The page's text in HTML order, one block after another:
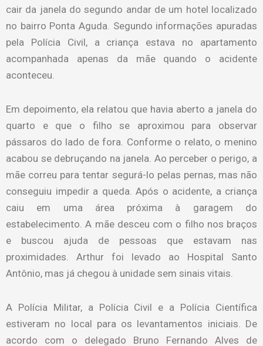
cair da janela do segundo andar de um hotel localizado
no bairro Ponta Aguda. Segundo informações apuradas
pela Polícia Civil, a criança estava no apartamento
acompanhada apenas da mãe quando o acidente
aconteceu.
Em depoimento, ela relatou que havia aberto a janela do
quarto e que o filho se aproximou para observar
pássaros do lado de fora. Conforme o relato, o menino
acabou se debruçando na janela. Ao perceber o perigo, a
mãe correu para tentar segurá-lo pelas pernas, mas não
conseguiu impedir a queda. Após o acidente, a criança
caiu em uma área próxima à garagem do
estabelecimento. A mãe desceu com o filho nos braços
e buscou ajuda de pessoas que estavam nas
proximidades. Arthur foi levado ao Hospital Santo
Antônio, mas já chegou à unidade sem sinais vitais.
A Polícia Militar, a Polícia Civil e a Polícia Científica
estiveram no local para os levantamentos iniciais. De
acordo com o delegado Bruno Fernando Alves de